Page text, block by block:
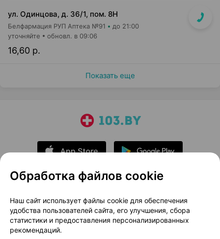
ул. Одинцова, д. 36/1, пом. 8Н
Белфармация РУП Аптека №91 до 21:00
16,60 р.
уточняйте обновл. в 09:06
Показать еще
О проекте
Новости проекта
Размещение рекламы
Медицинский маркетинг
Публичный договор
Доставка
Обработка файлов cookie
Наш сайт использует файлы cookie для обеспечения
удобства пользователей сайта, его улучшения, сбора
статистики и предоставления персонализированных
рекомендаций.